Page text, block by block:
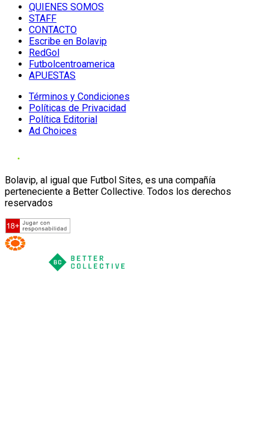
QUIENES SOMOS
STAFF
CONTACTO
Escribe en Bolavip
RedGol
Futbolcentroamerica
APUESTAS
Términos y Condiciones
Políticas de Privacidad
Política Editorial
Ad Choices
Bolavip, al igual que Futbol Sites, es una compañía
perteneciente a Better Collective. Todos los derechos
reservados